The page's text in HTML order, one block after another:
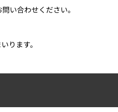
い合わせください。
ります。